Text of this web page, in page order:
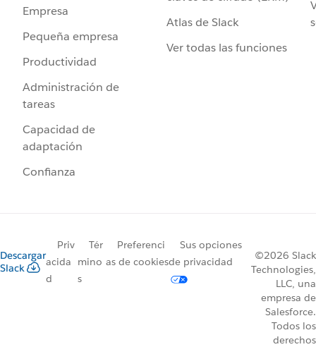
Empresa
Pequeña empresa
Productividad
Administración de
tareas
Capacidad de
adaptación
Confianza
Atlas de Slack
Ver todas las funciones
Descargar
Slack
Priv
acida
d
Tér
mino
s
Preferenci
as de cookies
Sus opciones
de privacidad
©2026 Slack
Technologies,
LLC, una
empresa de
Salesforce.
Todos los
derechos